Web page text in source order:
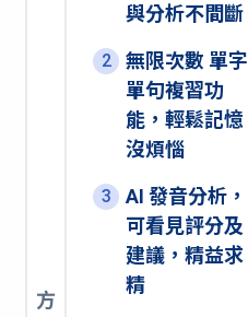
方
與分析不間斷
2
無限次數 單字
單句複習功
能，輕鬆記憶
沒煩惱
3
AI 發音分析，
可看見評分及
建議，精益求
精